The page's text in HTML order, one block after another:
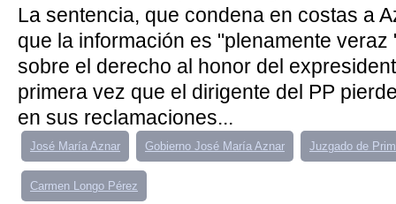
La sentencia, que condena en costas a
que la información es "plenamente veraz
sobre el derecho al honor del
primera vez que el dirigente del PP
en sus reclamaciones...
José María Aznar Gobierno José María Aznar Juzgado de
Carmen Longo Pérez